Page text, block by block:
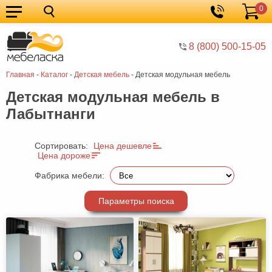
8 (800) 500-15-05
Корзина
0
Главная - Каталог - Детская мебель - Детская модульная мебель
Кухонные
гарнитуры
Мебель
для
кухни
Мебель
для
спальни
Кровати
Шкафы
Диваны
гостиную
для
Столы
Детская модульная мебель в
Лабытнанги
Сортировать:
Цена дешевле
Цена дороже
Фабрика мебели:
Параметры поиска